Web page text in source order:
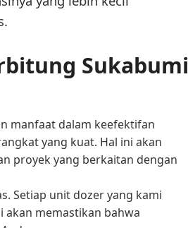
Sukabumi
manfaat dalam keefektifan
yang kuat. Hal ini akan
proyek yang berkaitan dengan
Setiap unit dozer yang kami
akan memastikan bahwa